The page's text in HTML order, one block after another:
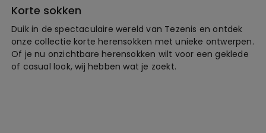
Korte sokken
Duik in de spectaculaire wereld van Tezenis en ontdek
onze collectie korte herensokken met unieke ontwerpen.
Of je nu onzichtbare herensokken wilt voor een geklede
of casual look, wij hebben wat je zoekt.